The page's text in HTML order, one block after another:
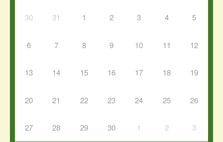
30 31 1 2 3 4 5
6 7 8 9 10 11 12
13 14 15 16 17 18 19
20 21 22 23 24 25 26
27 28 29 30 1 2 3